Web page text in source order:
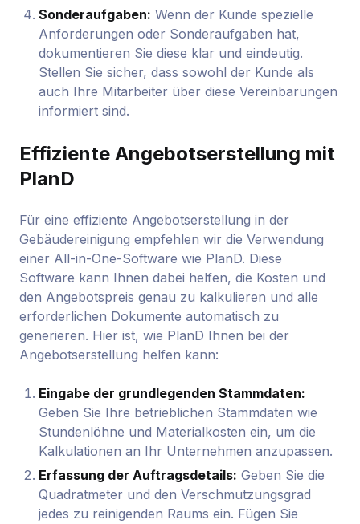
Sonderaufgaben: Wenn der Kunde spezielle
Anforderungen oder Sonderaufgaben hat,
dokumentieren Sie diese klar und eindeutig.
Stellen Sie sicher, dass sowohl der Kunde als
auch Ihre Mitarbeiter über diese Vereinbarungen
informiert sind.
Effiziente Angebotserstellung mit
PlanD
Für eine effiziente Angebotserstellung in der
Gebäudereinigung empfehlen wir die Verwendung
einer All-in-One-Software wie PlanD. Diese
Software kann Ihnen dabei helfen, die Kosten und
den Angebotspreis genau zu kalkulieren und alle
erforderlichen Dokumente automatisch zu
generieren. Hier ist, wie PlanD Ihnen bei der
Angebotserstellung helfen kann:
Eingabe der grundlegenden Stammdaten:
Geben Sie Ihre betrieblichen Stammdaten wie
Stundenlöhne und Materialkosten ein, um die
Kalkulationen an Ihr Unternehmen anzupassen.
Erfassung der Auftragsdetails: Geben Sie die
Quadratmeter und den Verschmutzungsgrad
jedes zu reinigenden Raums ein. Fügen Sie